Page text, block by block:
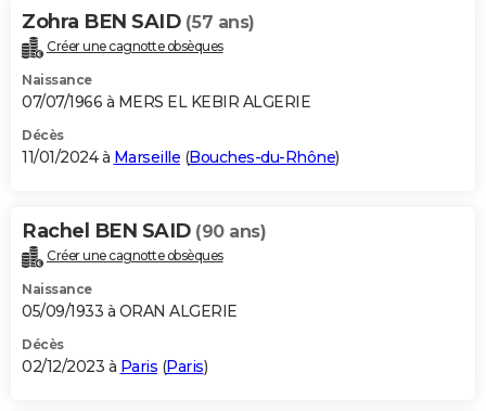
Zohra BEN SAID (57 ans)
Créer une cagnotte obsèques
Naissance
07/07/1966 à MERS EL KEBIR ALGERIE
Décès
11/01/2024 à Marseille (Bouches-du-Rhône)
Rachel BEN SAID (90 ans)
Créer une cagnotte obsèques
Naissance
05/09/1933 à ORAN ALGERIE
Décès
02/12/2023 à Paris (Paris)